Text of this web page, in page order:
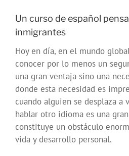
Un curso de español
inmigrantes
Hoy en día, en el mundo
conocer por lo menos un
una gran ventaja sino una
donde esta necesidad es
cuando alguien se desplaza a
hablar otro idioma es una
constituye un obstáculo
vida y desarrollo personal.